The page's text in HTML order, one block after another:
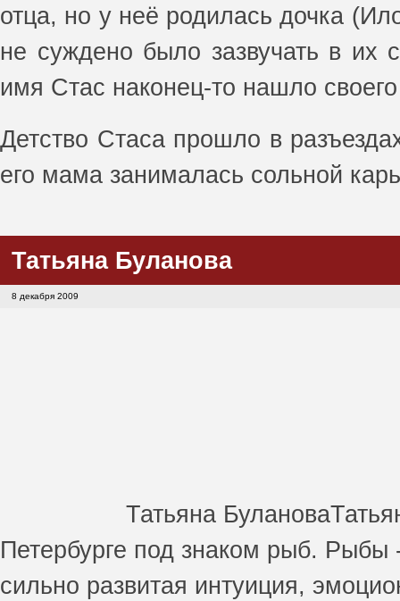
отца, но у неё родилась дочка
не суждено было зазвучать в
имя Стас наконец-то нашло
Детство Стаса прошло в
его мама занималась сольной
Татьяна Буланова
8 декабря 2009
Татьяна
Петербурге под знаком рыб. Рыбы
сильно развитая интуиция,